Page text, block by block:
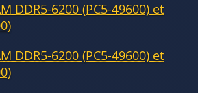
DDR5-6200 (PC5-49600) et
DDR5-6200 (PC5-49600) et